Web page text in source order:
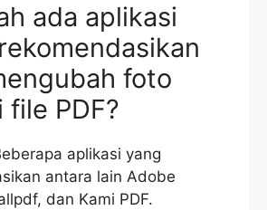
ada aplikasi
foto
file PDF?
aplikasi yang
antara lain Adobe
dan Kami PDF.